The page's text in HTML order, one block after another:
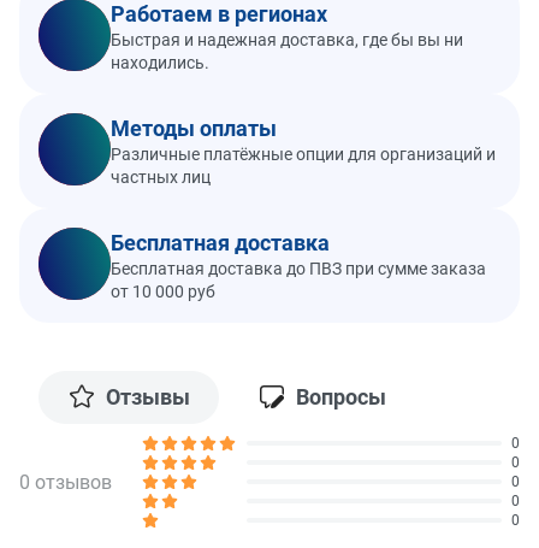
Работаем в регионах
Быстрая и надежная доставка, где бы вы ни
находились.
Методы оплаты
Различные платёжные опции для организаций и
частных лиц
Бесплатная доставка
Бесплатная доставка до ПВЗ при сумме заказа
от 10 000 руб
Отзывы Вопросы
0 отзывов
0
0
0
0
0